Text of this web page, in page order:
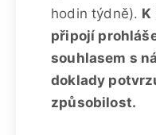
hodin týdně). K
připojí
souhlasem s
doklady
způsobilost.